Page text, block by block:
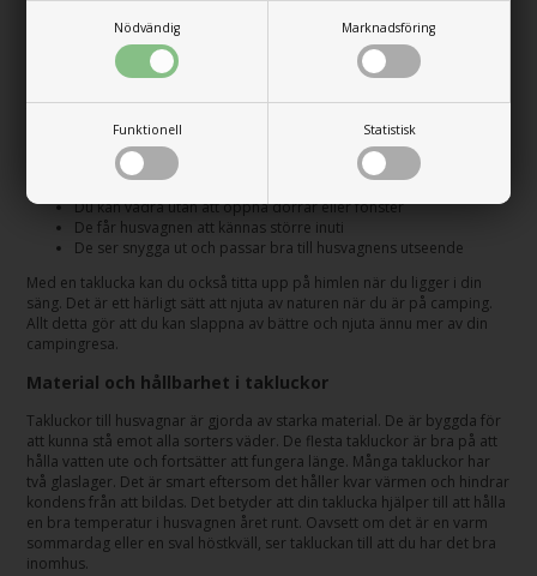
Nödvändig Marknadsföring
Funktionell Statistisk
Ventilation och ljusinsläpp med takluckor
De hjälper till att få in frisk luft och ut fuktig luft
De släpper in dagsljus, så att det blir ljusare inomhus
De gör det lättare att hålla en bra temperatur på varma dagar
Du kan vädra utan att öppna dörrar eller fönster
De får husvagnen att kännas större inuti
De ser snygga ut och passar bra till husvagnens utseende
Med en taklucka kan du också titta upp på himlen när du ligger i din
säng. Det är ett härligt sätt att njuta av naturen när du är på camping.
Allt detta gör att du kan slappna av bättre och njuta ännu mer av din
campingresa.
Material och hållbarhet i takluckor
Takluckor till husvagnar är gjorda av starka material. De är byggda för
att kunna stå emot alla sorters väder. De flesta takluckor är bra på att
hålla vatten ute och fortsätter att fungera länge. Många takluckor har
två glaslager. Det är smart eftersom det håller kvar värmen och hindrar
kondens från att bildas. Det betyder att din taklucka hjälper till att hålla
en bra temperatur i husvagnen året runt. Oavsett om det är en varm
sommardag eller en sval höstkväll, ser takluckan till att du har det bra
inomhus.